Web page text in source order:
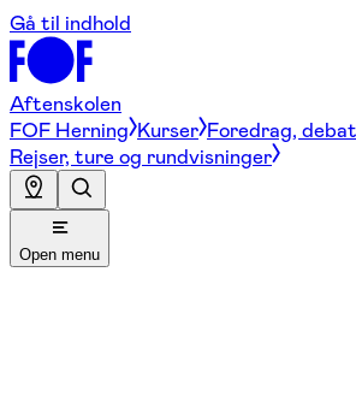
Gå til indhold
Aftenskolen
FOF Herning Kurser Foredrag,
Rejser, ture og rundvisninger
Open menu